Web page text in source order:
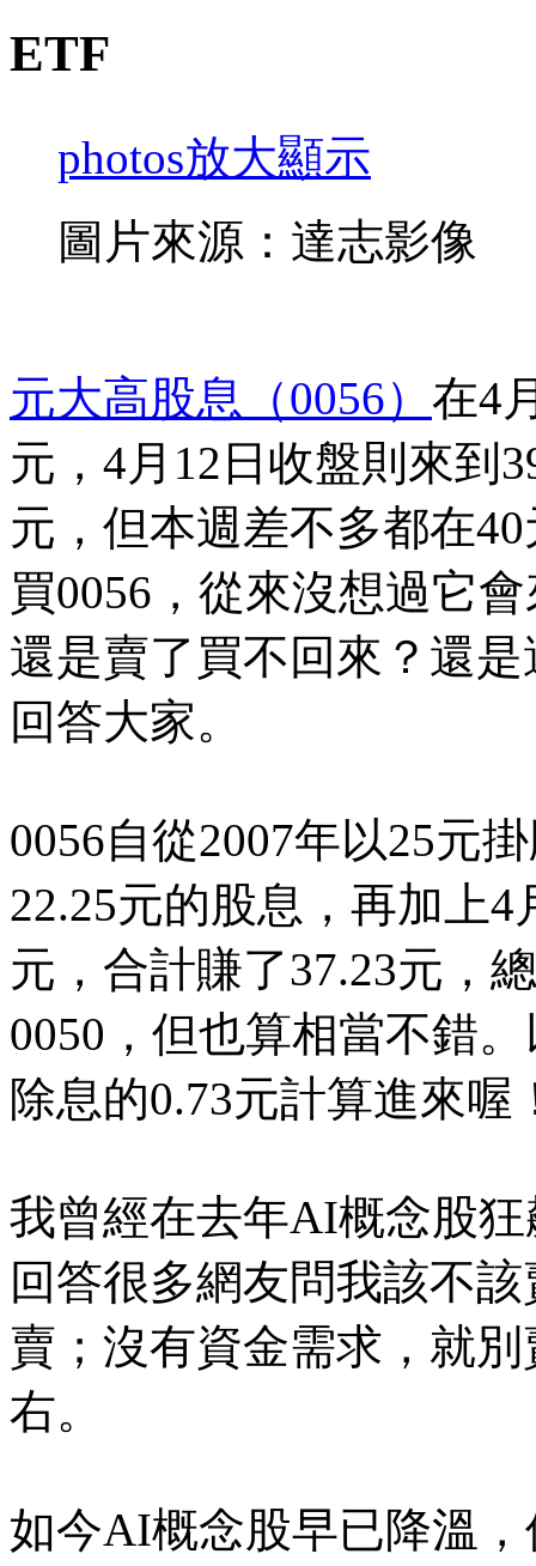
ETF
photos放大顯示
圖片來源：達志影像
元大高股息（0056） 在4
元，4月12日收盤則來到
元，但本週差不多都在
買0056，從來沒想過它
還是賣了買不回來？還
回答大家。
0056自從2007年以25元
22.25元的股息，再加上4
元，合計賺了37.23元，
0050，但也算相當不錯
除息的0.73元計算進來喔
我曾經在去年AI概念股
回答很多網友問我該不
賣；沒有資金需求，就
右。
如今AI概念股早已降溫，